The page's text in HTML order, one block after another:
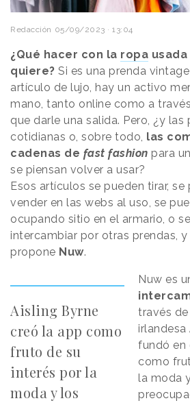
Redacción 05/09/2023 · 13:04
¿Qué hacer con la ropa
quiere? Si es una prenda
artículo de lujo, hay un activo
mano, tanto online como a
que darle una salida. Pero, ¿y las
cotidianas o, sobre todo, las
cadenas de fast fashion para
se piensan volver a usar?
Esos artículos se pueden tirar,
vender en las webs al uso, se
ocupando sitio en el armario, o
intercambiar por otras prendas,
propone Nuw.
Aisling Byrne
creó la app como
fruto de su
interés por la
moda y los
Nuw es
través
irlandesa
fundó en
como
la moda